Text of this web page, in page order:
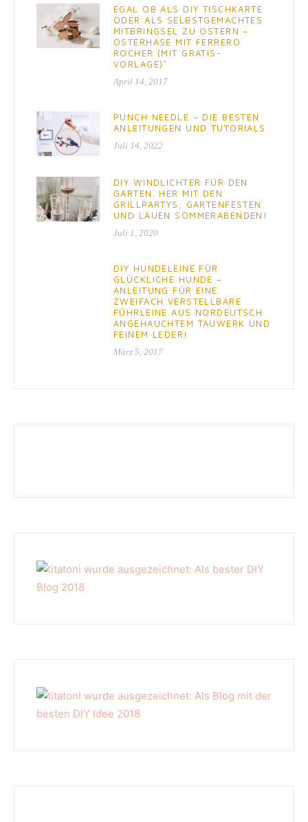
EGAL OB ALS DIY TISCHKARTE
ODER ALS SELBSTGEMACHTES
MITBRINGSEL ZU OSTERN –
OSTERHASE MIT FERRERO
ROCHER (MIT GRATIS-
VORLAGE)*
April 14, 2017
PUNCH NEEDLE – DIE BESTEN
ANLEITUNGEN UND TUTORIALS
Juli 14, 2022
DIY WINDLICHTER FÜR DEN
GARTEN. HER MIT DEN
GRILLPARTYS, GARTENFESTEN
UND LAUEN SOMMERABENDEN!
Juli 1, 2020
DIY HUNDELEINE FÜR
GLÜCKLICHE HUNDE –
ANLEITUNG FÜR EINE
ZWEIFACH VERSTELLBARE
FÜHRLEINE AUS NORDEUTSCH
ANGEHAUCHTEM TAUWERK UND
FEINEM LEDER!
März 5, 2017